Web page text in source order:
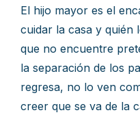
El hijo mayor es el
cuidar la casa y quién
que no encuentre
la separación de los
regresa, no lo ven
creer que se va de la